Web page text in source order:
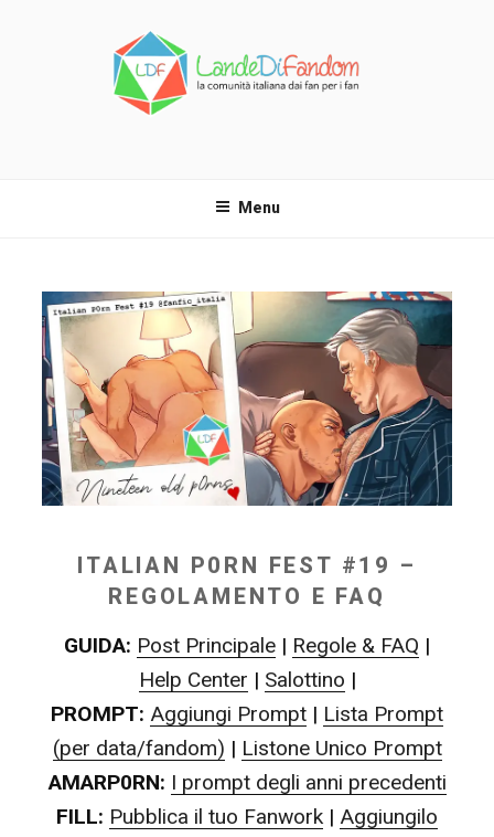
Menu
ITALIAN P0RN FEST #19 –
REGOLAMENTO E FAQ
GUIDA: Post Principale | Regole & FAQ |
Help Center | Salottino |
PROMPT: Aggiungi Prompt | Lista Prompt
(per data/fandom) | Listone Unico Prompt
AMARP0RN: I prompt degli anni precedenti
FILL: Pubblica il tuo Fanwork | Aggiungilo